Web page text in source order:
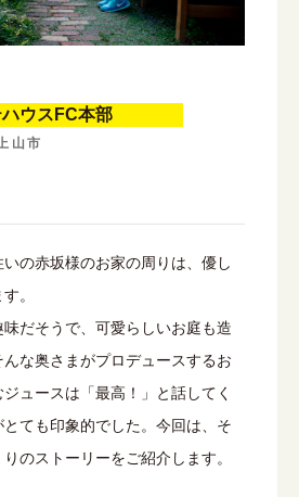
ウスFC本部
山市
の赤坂様のお家の周りは、優し
。
だそうで、可愛らしいお庭も造
な奥さまがプロデュースするお
ュースは「最高！」と話してく
ても印象的でした。今回は、そ
のストーリーをご紹介します。